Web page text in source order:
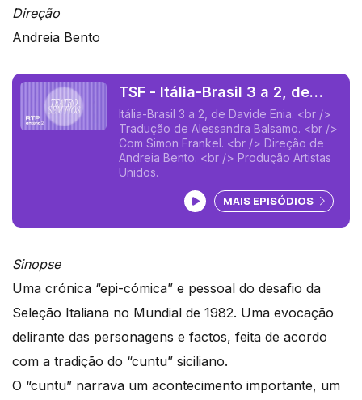
Direção
Andreia Bento
TSF - Itália-Brasil 3 a 2, de
Davide Enia
Itália-Brasil 3 a 2, de Davide Enia. <br />
Tradução de Alessandra Balsamo. <br />
Com Simon Frankel. <br /> Direção de
Andreia Bento. <br /> Produção Artistas
Unidos.
Ouvir podcast
MAIS EPISÓDIOS
Sinopse
Uma crónica “epi-cómica” e pessoal do desafio da
Seleção Italiana no Mundial de 1982. Uma evocação
delirante das personagens e factos, feita de acordo
com a tradição do “cuntu” siciliano.
O “cuntu” narrava um acontecimento importante, um